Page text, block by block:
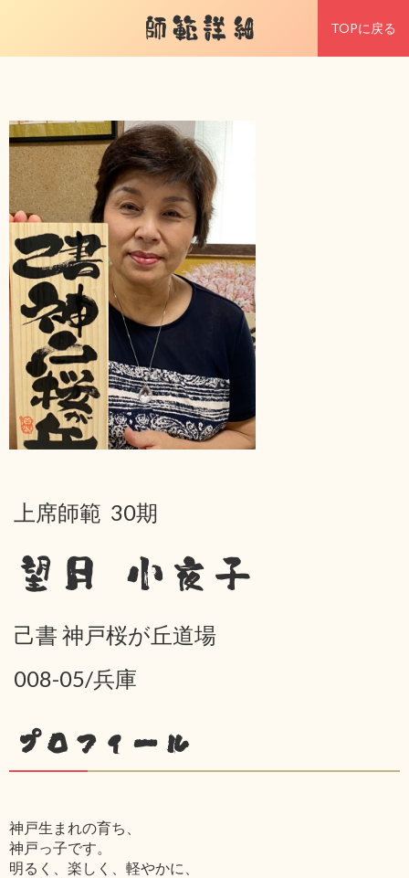
師範詳細 TOPに戻る
上席師範 30期
望月 小夜子
己書 神戸桜が丘道場
008-05/兵庫
プロフィール
神戸生まれの育ち、
神戸っ子です。
明るく、楽しく、軽やかに、